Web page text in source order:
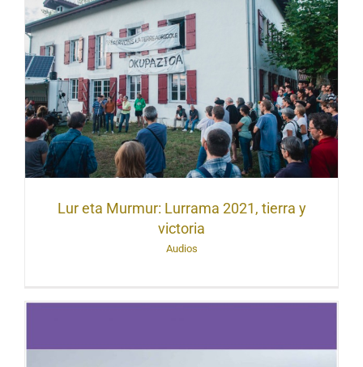
Lur eta Murmur: Lurrama 2021, tierra y
victoria
Audios